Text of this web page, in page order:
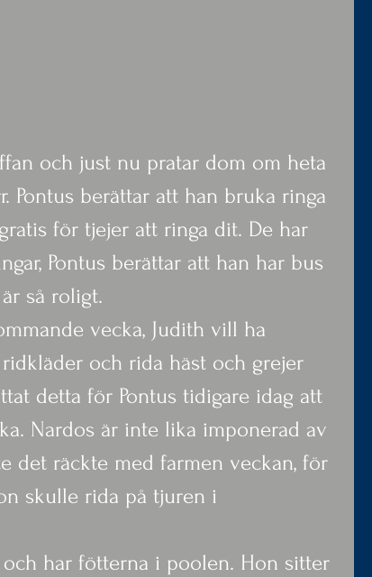
och just nu pratar dom om heta
Pontus berättar att han bruka ringa
för tjejer att ringa dit. De har
Pontus berättar att han har bus
så roligt.
vecka, Judith vill ha
och rida häst och grejer
detta för Pontus tidigare idag att
Nardos är inte lika imponerad av
det räckte med farmen veckan, för
skulle rida på tjuren i
har fötterna i poolen. Hon sitter